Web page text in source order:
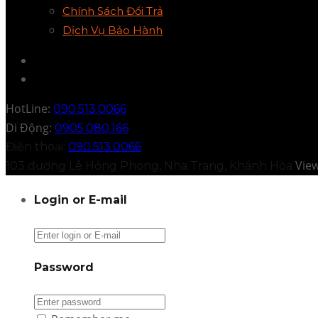
Chính Sách Đổi Trả
Dịch Vụ Bảo Hành
HotLine: 090.513.0066
Di Động: 0905.080.166
Điện thoại: 090.513.0066
103 đường Lê Hồng Phong, Nha Trang, Khánh Hòa
Login or E-mail
Password